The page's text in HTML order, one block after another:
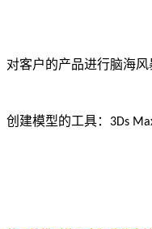
对客户的产品进行脑海
创建模型的工具： 3Ds